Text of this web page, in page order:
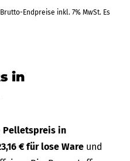
inkl. 7% MwSt. Es
in
Pelletspreis in
€ für lose Ware und